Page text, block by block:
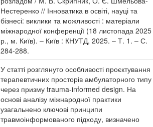
Нестеренко // Інноватика в освіті, науці та
бізнесі: виклики та можливості : матеріали
міжнародної конференції (18 листопада 2025
р., м. Київ). – Київ : КНУТД, 2025. – Т. 1. – С.
284-288.
У статті розглянуто особливості проєктування
терапевтичних просторів амбулаторного типу
через призму trauma-informed design. На
основі аналізу міжнародної практики
узагальнено ключові принципи
травмоінформованого підходу, визначено